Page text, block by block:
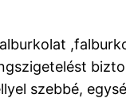
szebbé,